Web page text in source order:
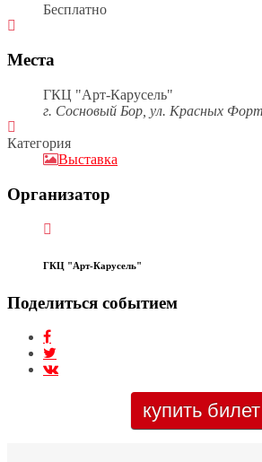
Бесплатно
Места
ГКЦ "Арт-Карусель"
г. Сосновый Бор, ул. Красных
Категория
Выставка
Организатор
ГКЦ "Арт-Карусель"
Поделиться событием
купить билет